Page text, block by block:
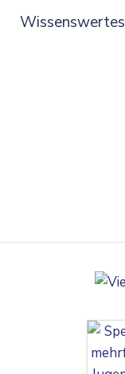
Wissenswertes